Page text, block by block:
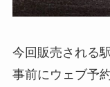
今回販売される
事前にウェブ予